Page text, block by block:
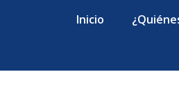
Inicio